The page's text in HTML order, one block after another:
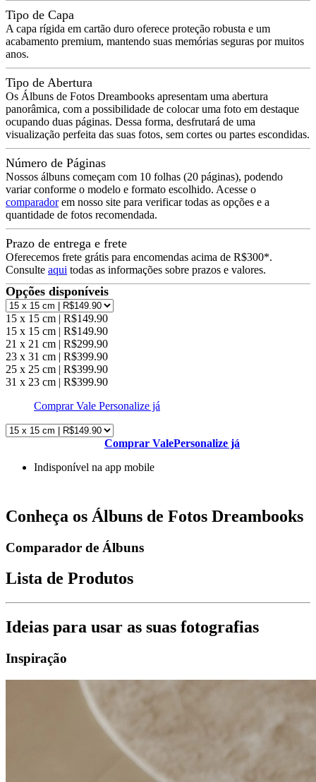
Tipo de Capa
A capa rígida em cartão duro oferece proteção robusta e um
acabamento premium, mantendo suas memórias seguras por muitos
anos.
Tipo de Abertura
Os Álbuns de Fotos Dreambooks apresentam uma abertura
panorâmica, com a possibilidade de colocar uma foto em destaque
ocupando duas páginas. Dessa forma, desfrutará de uma
visualização perfeita das suas fotos, sem cortes ou partes escondidas.
Número de Páginas
Nossos álbuns começam com 10 folhas (20 páginas), podendo
variar conforme o modelo e formato escolhido. Acesse o
comparadorem nosso site para verificar todas as opções e a
quantidade de fotos recomendada.
Prazo de entrega e frete
Oferecemos frete grátis para encomendas acima de R$300*.
Consulte aqui todas as informações sobre prazos e valores.
Opções disponíveis
15 x 15 cm | R$149.90
15 x 15 cm | R$149.90
21 x 21 cm | R$299.90
23 x 31 cm | R$399.90
25 x 25 cm | R$399.90
31 x 23 cm | R$399.90
Comprar Vale Personalize já
Comprar ValePersonalize já
Indisponível na app mobile
Conheça os Álbuns de Fotos Dreambooks
Comparador de Álbuns
Lista de Produtos
Ideias para usar as suas fotografias
Inspiração